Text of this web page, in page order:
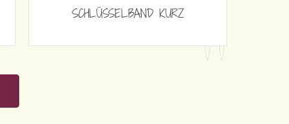
SCHLÜSSELBAND KURZ